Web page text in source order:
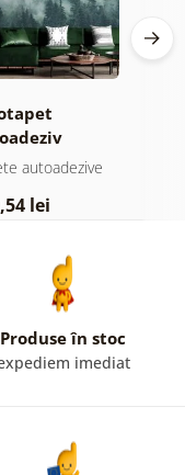
în ceață
autoadezive
lei
Produse în stoc
imediat